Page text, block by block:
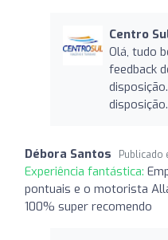
Centro
Olá, tudo
feedback
disposição.
Débora Santos Publicado
Experiência fantástica:
pontuais e o motorista
100% super recomendo